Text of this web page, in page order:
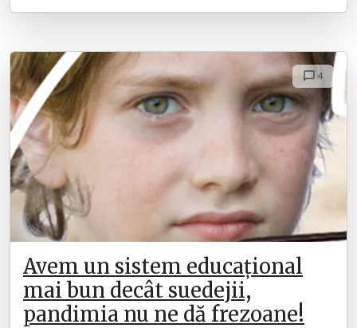
4
Avem un sistem educațional
mai bun decât suedejii,
pandimia nu ne dă frezoane!